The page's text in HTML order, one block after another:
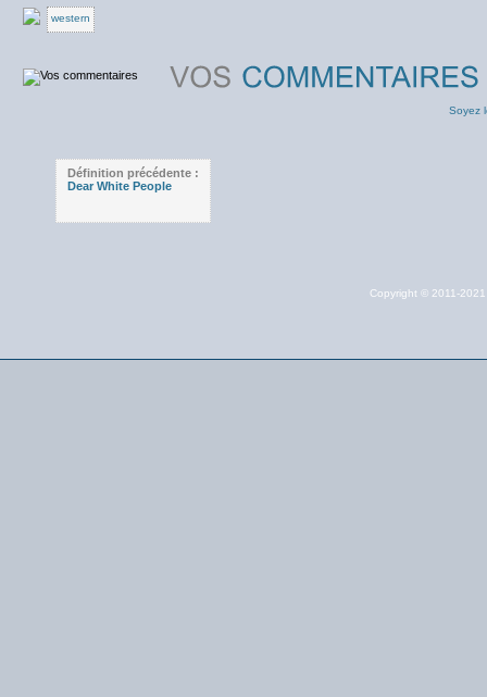
western
Soyez
Définition précédente :
Dear White People
Copyright © 2011-